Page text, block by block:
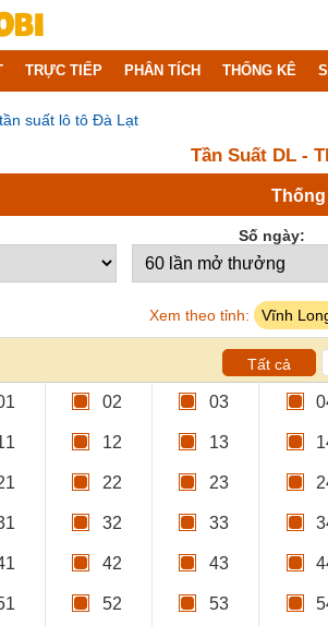
TRỰC TIẾP PHÂN TÍCH THỐNG KÊ
suất lô tô Đà Lạt
Tần Suất DL -
Số ngày:
Xem theo tỉnh: Vĩnh
Tất cả
02 03
12 13
22 23
32 33
42 43
52 53